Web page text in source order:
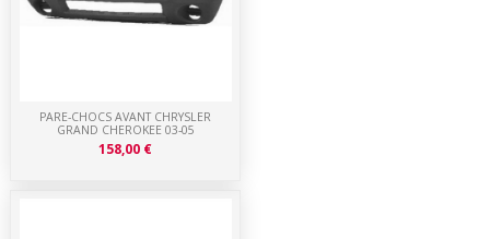
PARE-CHOCS AVANT CHRYSLER
GRAND CHEROKEE 03-05
158,00 €